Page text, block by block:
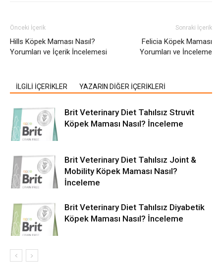
Önceki İçerik
Hills Köpek Maması Nasıl?
Yorumları ve İçerik İncelemesi
Sonraki İçerik
Felicia Köpek Maması
Yorumları ve İnceleme
İLGİLİ İÇERİKLER YAZARIN DİĞER İÇERİKLERİ
Brit Veterinary Diet Tahılsız Struvit
Köpek Maması Nasıl? İnceleme
Brit Veterinary Diet Tahılsız Joint &
Mobility Köpek Maması Nasıl?
İnceleme
Brit Veterinary Diet Tahılsız Diyabetik
Köpek Maması Nasıl? İnceleme